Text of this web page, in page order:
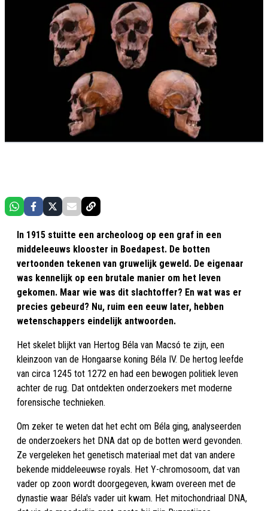
In 1915 stuitte een archeoloog op een graf in een
middeleeuws klooster in Boedapest. De botten
vertoonden tekenen van gruwelijk geweld. De eigenaar
was kennelijk op een brutale manier om het leven
gekomen. Maar wie was dit slachtoffer? En wat was er
precies gebeurd? Nu, ruim een eeuw later, hebben
wetenschappers eindelijk antwoorden.
Het skelet blijkt van Hertog Béla van Macsó te zijn, een
kleinzoon van de Hongaarse koning Béla IV. De hertog leefde
van circa 1245 tot 1272 en had een bewogen politiek leven
achter de rug. Dat ontdekten onderzoekers met moderne
forensische technieken.
Om zeker te weten dat het echt om Béla ging, analyseerden
de onderzoekers het DNA dat op de botten werd gevonden.
Ze vergeleken het genetisch materiaal met dat van andere
bekende middeleeuwse royals. Het Y-chromosoom, dat van
vader op zoon wordt doorgegeven, kwam overeen met de
dynastie waar Béla's vader uit kwam. Het mitochondriaal DNA,